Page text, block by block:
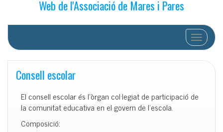
Web de l'Associació de Mares i Pares
Cambiar
Consell escolar
El consell escolar és l’òrgan col·legiat de participació de
la comunitat educativa en el govern de l’escola.
Composició: